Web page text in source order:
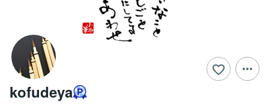
kofudeya